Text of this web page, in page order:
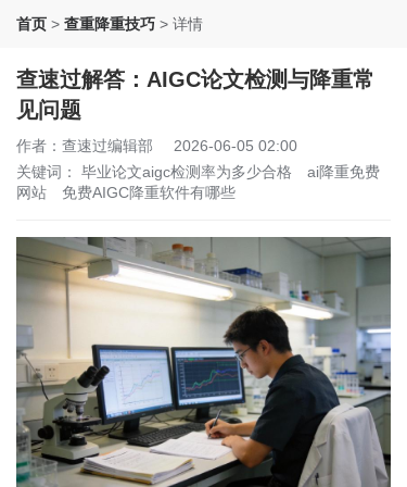
首页 > 查重降重技巧 > 详情
查速过解答：AIGC论文检测与降重常
见问题
作者：查速过编辑部
2026-06-05 02:00
关键词： 毕业论文aigc检测率为多少合格
ai降重免费
网站
免费AIGC降重软件有哪些